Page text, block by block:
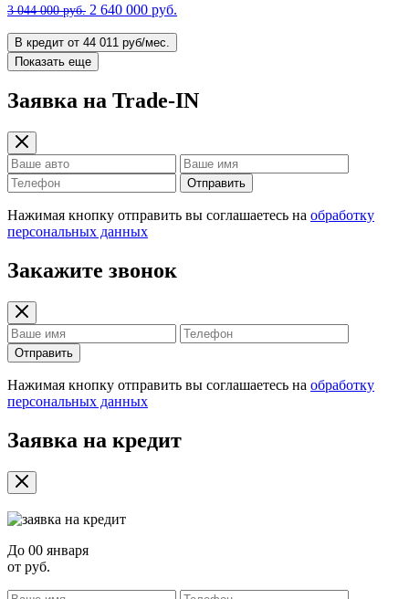
3 044 000 руб. 2 640 000 руб.
В кредит от 44 011 руб/мес.
Показать еще
Заявка на Trade-IN
Отправить
Нажимая кнопку отправить вы соглашаетесь на обработку
персональных данных
Закажите звонок
Отправить
Нажимая кнопку отправить вы соглашаетесь на обработку
персональных данных
Заявка на кредит
До 00 января
от руб.